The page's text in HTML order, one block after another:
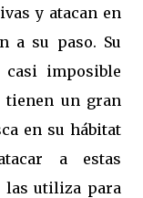
y atacan en
a su paso. Su
casi imposible
tienen un gran
en su hábitat
a estas
las utiliza para